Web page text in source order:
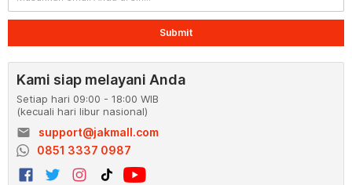
Submit
Kami siap melayani Anda
Setiap hari 09:00 - 18:00 WIB
(kecuali hari libur nasional)
email
support@jakmall.com
0851 3337 0987